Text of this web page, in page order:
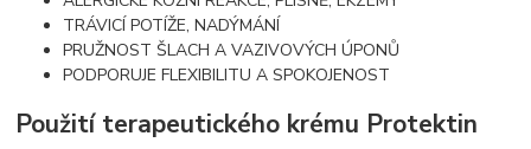
TRÁVICÍ POTÍŽE, NADÝMÁNÍ
PRUŽNOST ŠLACH A VAZIVOVÝCH ÚPONŮ
PODPORUJE FLEXIBILITU A SPOKOJENOST
Použití terapeutického krému Protektin